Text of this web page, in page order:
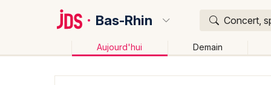
Bas-Rhin Concert,
Aujourd'hui Demain